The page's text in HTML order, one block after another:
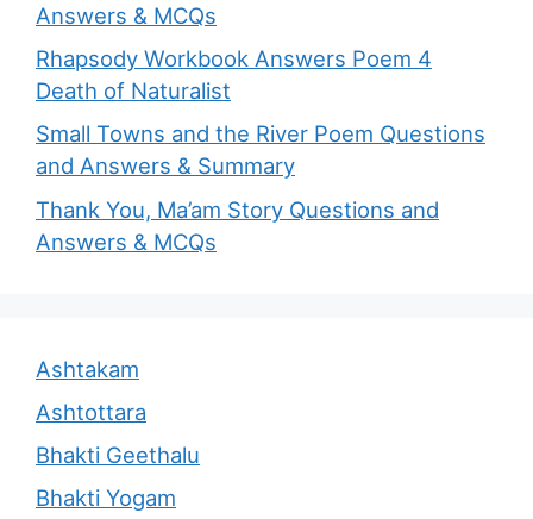
Answers & MCQs
Rhapsody Workbook Answers Poem 4
Death of Naturalist
Small Towns and the River Poem Questions
and Answers & Summary
Thank You, Ma’am Story Questions and
Answers & MCQs
Ashtakam
Ashtottara
Bhakti Geethalu
Bhakti Yogam